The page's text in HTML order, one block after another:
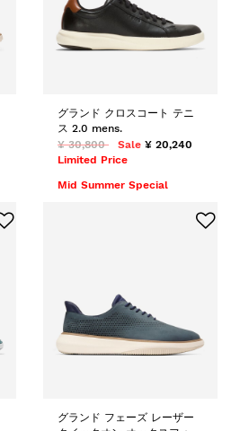
グランド クロスコート テニ
ス 2.0 mens.
¥ 30,800
Sale ¥ 20,240
Limited Price
Mid Summer Special
グランド フェーズ レーザー